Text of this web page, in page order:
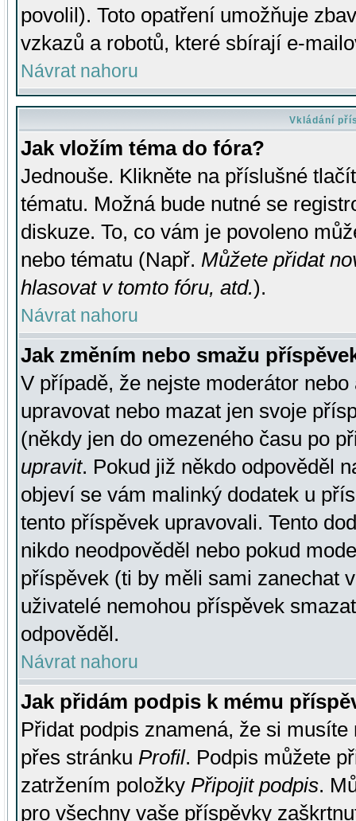
povolil). Toto opatření umožňuje
vzkazů a robotů, které sbírají e-
Návrat nahoru
Vkládání
Jak vložím téma do fóra?
Jednouše. Klikněte na příslušné
tématu. Možná bude nutné se
diskuze. To, co vám je povoleno
nebo tématu (Např. Můžete přidat
hlasovat v tomto fóru, atd.).
Návrat nahoru
Jak změním nebo smažu
V případě, že nejste moderátor
upravovat nebo mazat jen svoje
(někdy jen do omezeného času po
upravit. Pokud již někdo odpověděl
objeví se vám malinký dodatek u
tento příspěvek upravovali. Tento
nikdo neodpověděl nebo pokud
příspěvek (ti by měli sami zanechat
uživatelé nemohou příspěvek
odpověděl.
Návrat nahoru
Jak přidám podpis k mému
Přidat podpis znamená, že si
přes stránku Profil. Podpis můžete
zatržením položky Připojit podpis.
pro všechny vaše příspěvky